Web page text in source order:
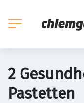
2
Pastetten